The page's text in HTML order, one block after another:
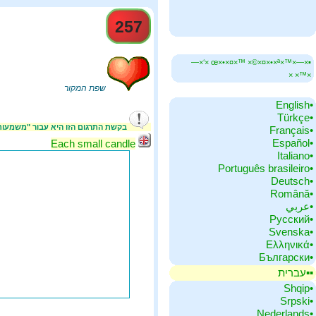
▪×—×™×œ×•×¤×™ ×©×¤×•×ª ×‘×—
×™× ×
•‏English
•‏Türkçe
•‏Français
•‏Español
•‏Italiano
•‏Português brasileiro
•‏Deutsch
•‏Română
•‏عربي
•‏Русский
•‏Svenska
•‏Ελληνικά
•‏Български
▪▪‏עברית
•‏Shqip
•‏Srpski
•‏Nederlands
257
שפת המקור
בקשת התרגום הזו היא עבור
Each small candle